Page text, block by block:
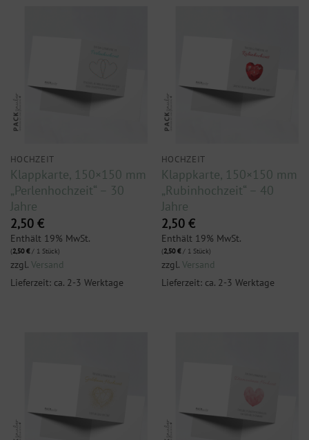
HOCHZEIT
Klappkarte, 150×150 mm
„Perlenhochzeit“ – 30
Jahre
2,50 €
Enthält 19% MwSt.
(2,50€/ 1 Stück)
zzgl. Versand
Lieferzeit: ca. 2-3 Werktage
HOCHZEIT
Klappkarte, 150×150 mm
„Rubinhochzeit“ – 40
Jahre
2,50 €
Enthält 19% MwSt.
(2,50€/ 1 Stück)
zzgl. Versand
Lieferzeit: ca. 2-3 Werktage